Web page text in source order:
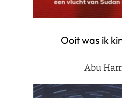
Ooit was ik
Abu